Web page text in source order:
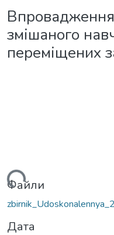
змішаного
переміщених
Файли
Дата